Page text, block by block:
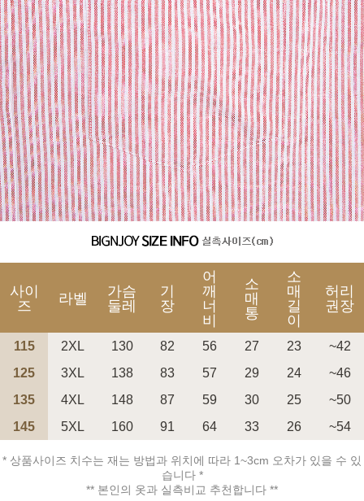
사이
즈
라벨
가슴
둘레
기
장
어
깨
너
비
소
매
통
소
매
길
이
허리
권장
115 2XL 130 82 56 27 23
~42
125
3XL 138 83 57 29 24
~46
135
4XL 148 87 59 30 25
~50
145
5XL 160 91 64 33 26 ~54
* 상품사이즈 치수는 재는 방법과 위치에 따라 1~3cm 오차가 있을 수 있
습니다 *
** 본인의 옷과 실측비교 추천합니다 **